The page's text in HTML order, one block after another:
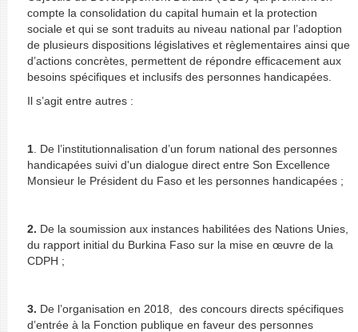
compte la consolidation du capital humain et la protection
sociale et qui se sont traduits au niveau national par l’adoption
de plusieurs dispositions législatives et règlementaires ainsi que
d’actions concrètes, permettent de répondre efficacement aux
besoins spécifiques et inclusifs des personnes handicapées.
Il s’agit entre autres :
1. De l’institutionnalisation d’un forum national des personnes
handicapées suivi d'un dialogue direct entre Son Excellence
Monsieur le Président du Faso et les personnes handicapées ;
2. De la soumission aux instances habilitées des Nations Unies,
du rapport initial du Burkina Faso sur la mise en œuvre de la
CDPH ;
3. De l’organisation en 2018, des concours directs spécifiques
d’entrée à la Fonction publique en faveur des personnes